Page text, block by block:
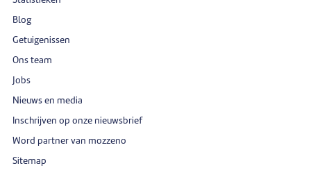
Blog
Getuigenissen
Ons team
Jobs
Nieuws en media
Inschrijven op onze nieuwsbrief
Word partner van mozzeno
Sitemap